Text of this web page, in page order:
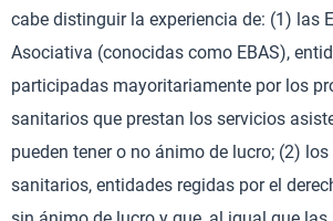
cabe distinguir la experiencia de: (1) las
Asociativa (conocidas como EBAS),
participadas mayoritariamente por los
sanitarios que prestan los servicios
pueden tener o no ánimo de lucro; (2)
sanitarios, entidades regidas por el